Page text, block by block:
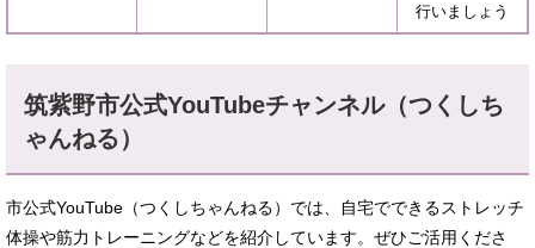
行いましょう
筑紫野市公式YouTubeチャンネル（つくしち
ゃんねる）
市公式YouTube（つくしちゃんねる）では、自宅でできるストレッチ
体操や筋力トレーニングなどを紹介しています。ぜひご活用くださ